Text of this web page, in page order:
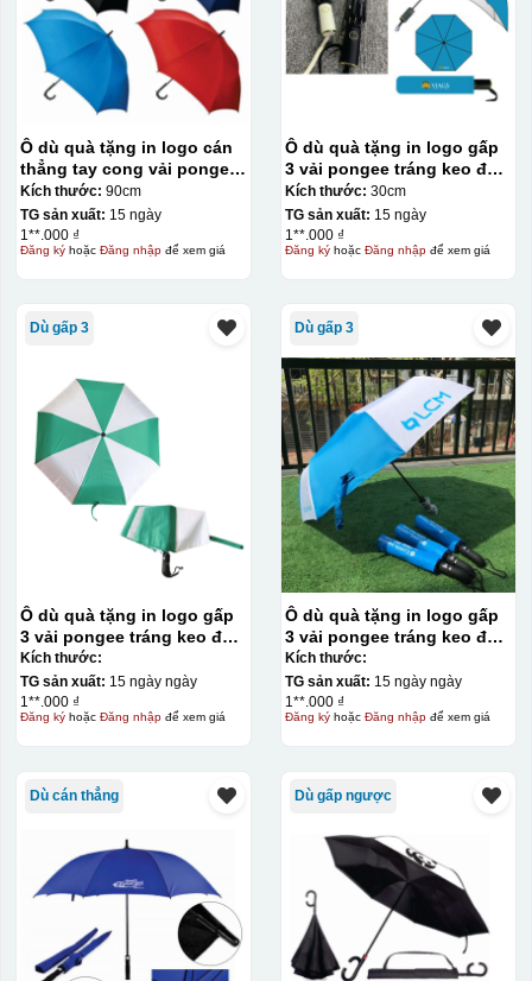
Ô dù quà tặng in logo cán
thẳng tay cong vải pongee
tráng keo đen R70 KQ-
OD04
Kích thước: 90cm
TG sản xuất: 15 ngày
1**.000 ₫
Đăng kýhoặc Đăng nhậpđể xem giá
Ô dù quà tặng in logo gấp
3 vải pongee tráng keo đen
– tự động 2 chiều R55cm
KQ-OD17
Kích thước: 30cm
TG sản xuất: 15 ngày
1**.000 ₫
Đăng kýhoặc Đăng nhậpđể xem giá
Dù gấp 3
Ô dù quà tặng in logo gấp
3 vải pongee tráng keo đen
– tự động 2 chiều KQ-OD15
Kích thước:
TG sản xuất: 15 ngày ngày
1**.000 ₫
Đăng kýhoặc Đăng nhậpđể xem giá
Dù gấp 3
Ô dù quà tặng in logo gấp
3 vải pongee tráng keo đen
– tự động 1 chiều R58cm
KQ-OD13
Kích thước:
TG sản xuất: 15 ngày ngày
1**.000 ₫
Đăng kýhoặc Đăng nhậpđể xem giá
Dù cán thẳng Dù gấp ngược